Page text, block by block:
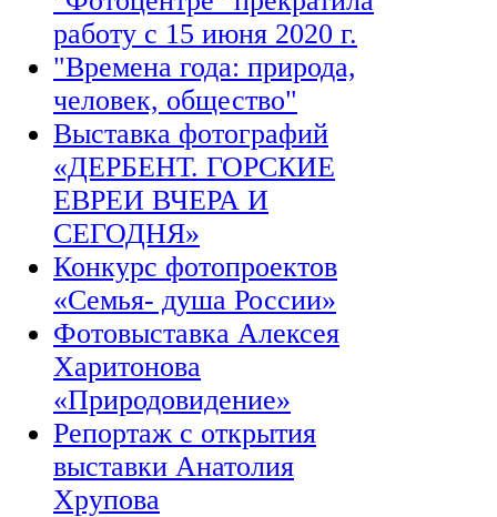
работу с 15 июня 2020 г.
"Времена года: природа,
человек, общество"
Выставка фотографий
«ДЕРБЕНТ. ГОРСКИЕ
ЕВРЕИ ВЧЕРА И
СЕГОДНЯ»
Конкурс фотопроектов
«Семья- душа России»
Фотовыставка Алексея
Харитонова
«Природовидение»
Репортаж с открытия
выставки Анатолия
Хрупова